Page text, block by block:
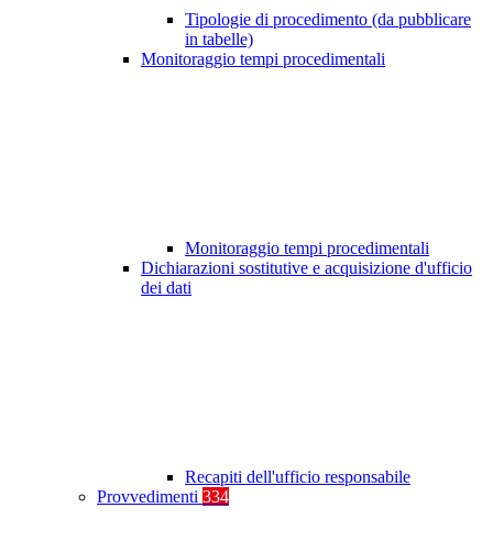
Tipologie di procedimento (da pubblicare
in tabelle)
Monitoraggio tempi procedimentali
Monitoraggio tempi procedimentali
Dichiarazioni sostitutive e acquisizione d'ufficio
dei dati
Recapiti dell'ufficio responsabile
Provvedimenti 334